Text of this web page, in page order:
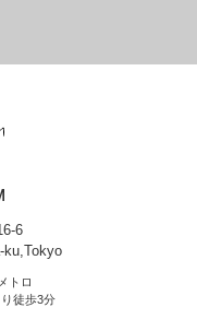
6
ku,Tokyo
トロ
徒歩3分